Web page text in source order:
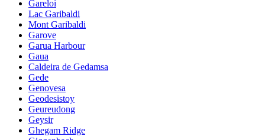
Gareloi
Lac Garibaldi
Mont Garibaldi
Garove
Garua Harbour
Gaua
Caldeira de Gedamsa
Gede
Genovesa
Geodesistoy
Geureudong
Geysir
Ghegam Ridge